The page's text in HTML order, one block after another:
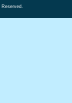
Reserved.